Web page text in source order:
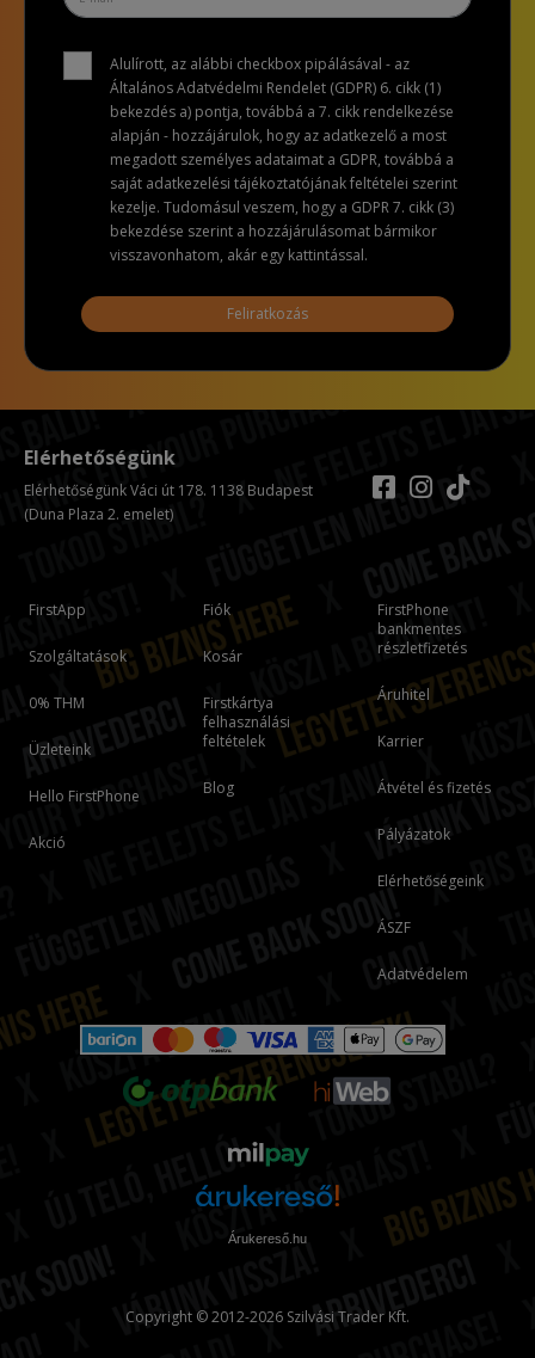
Alulírott, az alábbi checkbox pipálásával - az
Általános Adatvédelmi Rendelet (GDPR) 6. cikk (1)
bekezdés a) pontja, továbbá a 7. cikk rendelkezése
alapján - hozzájárulok, hogy az adatkezelő a most
megadott személyes adataimat a GDPR, továbbá a
saját adatkezelési tájékoztatójának feltételei szerint
kezelje. Tudomásul veszem, hogy a GDPR 7. cikk (3)
bekezdése szerint a hozzájárulásomat bármikor
visszavonhatom, akár egy kattintással.
Feliratkozás
FirstApp
Szolgáltatások
0% THM
Üzleteink
Hello FirstPhone
Akció
Fiók
Kosár
Firstkártya
felhasználási
feltételek
Blog
FirstPhone
bankmentes
részletfizetés
Áruhitel
Karrier
Átvétel és fizetés
Pályázatok
Elérhetőségeink
ÁSZF
Adatvédelem
Elérhetőségünk
Elérhetőségünk Váci út 178. 1138 Budapest
(Duna Plaza 2. emelet)
Árukereső.hu
Copyright © 2012-2026 Szilvási Trader Kft.